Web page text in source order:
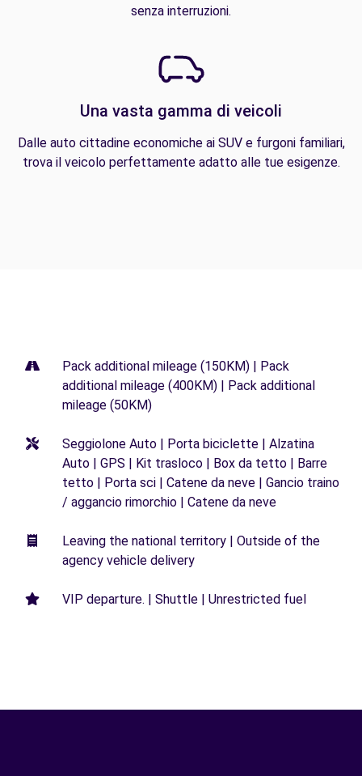
senza interruzioni.
Una vasta gamma di veicoli
Dalle auto cittadine economiche ai SUV e furgoni familiari,
trova il veicolo perfettamente adatto alle tue esigenze.
Pack additional mileage (150KM) | Pack
additional mileage (400KM) | Pack additional
mileage (50KM)
Seggiolone Auto | Porta biciclette | Alzatina
Auto | GPS | Kit trasloco | Box da tetto | Barre
tetto | Porta sci | Catene da neve | Gancio traino
/ aggancio rimorchio | Catene da neve
Leaving the national territory | Outside of the
agency vehicle delivery
VIP departure. | Shuttle | Unrestricted fuel